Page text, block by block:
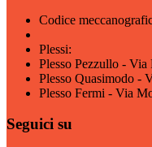
Codice
Plessi:
Plesso Pezzullo - Via
Plesso Quasimodo -
Plesso Fermi - Via
Seguici su